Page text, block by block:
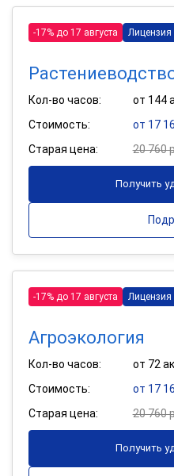
-17% до 17 августа Лицензия
Кол-во часов:
от 144
Стоимость:
от 17
Старая цена:
20 760
Получить
-17% до 17 августа Лицензия
Агроэкология
Кол-во часов:
от 72
Стоимость:
от 17
Старая цена:
20 760
Получить